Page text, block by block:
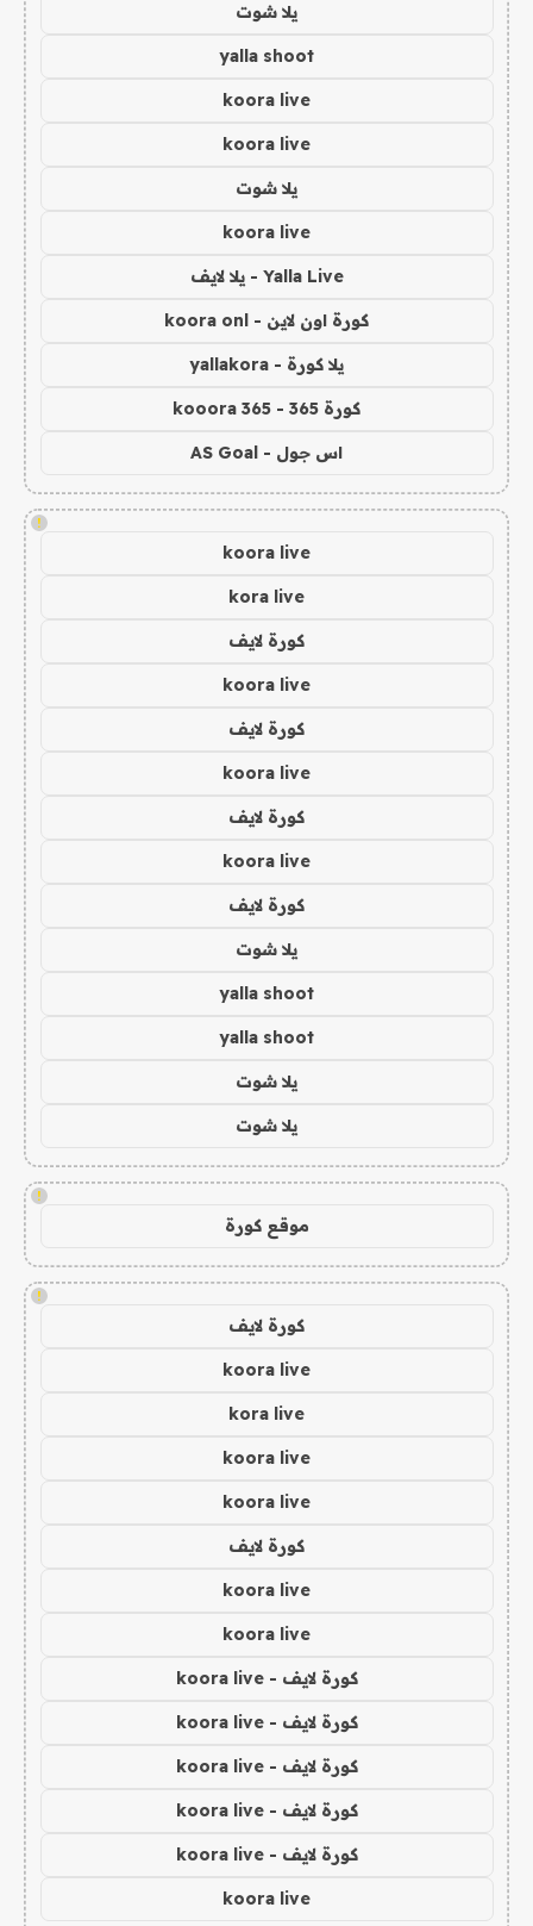
يلا شوت
yalla shoot
koora live
koora live
يلا شوت
koora live
Yalla Live - يلا لايف
كورة اون لاين - koora onl
يلا كورة - yallakora
كورة 365 - kooora 365
اس جول - AS Goal
!
koora live
kora live
كورة لايف
koora live
كورة لايف
koora live
كورة لايف
koora live
كورة لايف
يلا شوت
yalla shoot
yalla shoot
يلا شوت
يلا شوت
!
موقع كورة
!
كورة لايف
koora live
kora live
koora live
koora live
كورة لايف
koora live
koora live
كورة لايف - koora live
كورة لايف - koora live
كورة لايف - koora live
كورة لايف - koora live
كورة لايف - koora live
koora live